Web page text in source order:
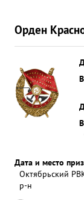
Орден
Дата и место
Октябрьский
р-н